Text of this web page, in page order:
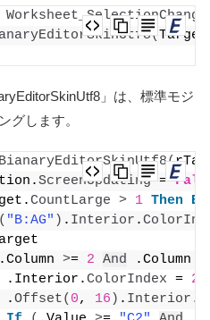
Worksheet_SelectionChange
(Target
」は、標準モジ
グします。
BianaryEditorSkinUtf8(
ScreenUpdating =
CountLarge > 1 Then
( "B:AG" ) . Interior .
>= 2 And .Column
.Interior.
ColorIndex = 20
.
Offset( 0, 16 ) . Interior .